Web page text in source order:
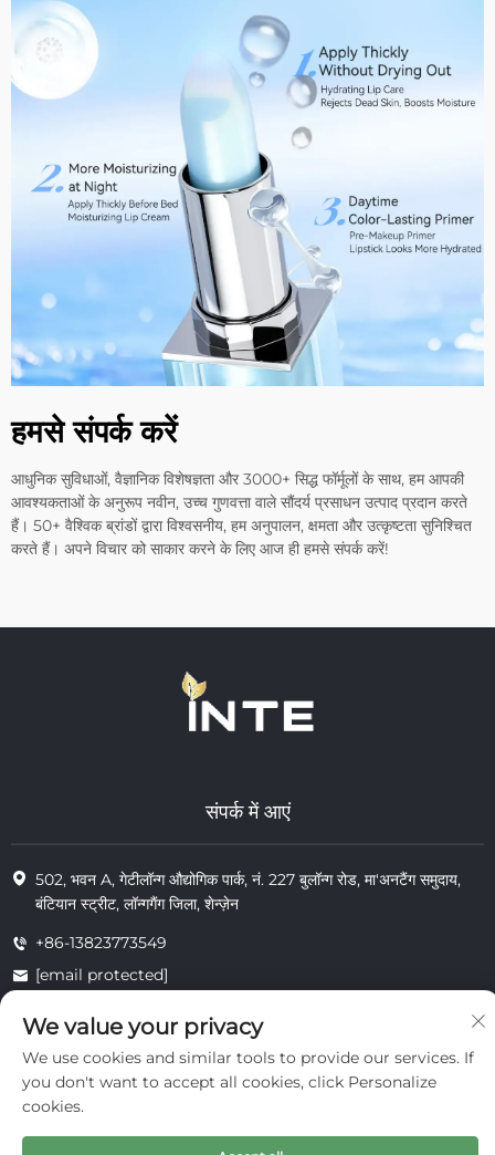
हमसे संपर्क करें
आधुनिक सुविधाओं, वैज्ञानिक विशेषज्ञता और 3000+ सिद्ध फॉर्मूलों के साथ, हम आपकी
आवश्यकताओं के अनुरूप नवीन, उच्च गुणवत्ता वाले सौंदर्य प्रसाधन उत्पाद प्रदान करते
हैं। 50+ वैश्विक ब्रांडों द्वारा विश्वसनीय, हम अनुपालन, क्षमता और उत्कृष्टता सुनिश्चित
करते हैं। अपने विचार को साकार करने के लिए आज ही हमसे संपर्क करें!
संपर्क में आएं
502, भवन A, गेटीलॉन्ग औद्योगिक पार्क, नं. 227 बुलॉन्ग रोड, मा'अनटैंग समुदाय,
बंटियान स्ट्रीट, लॉन्गगैंग जिला, शेन्ज़ेन
+86-13823773549
[email protected]
© 2025 इंटे कॉस्मेटिक्स (शेन्ज़ेन) कंपनी लिमिटेड के सभी अधिकार सुरक्षित
निजता
We value your privacy
We use cookies and similar tools to provide our services. If
you don't want to accept all cookies, click Personalize
cookies.